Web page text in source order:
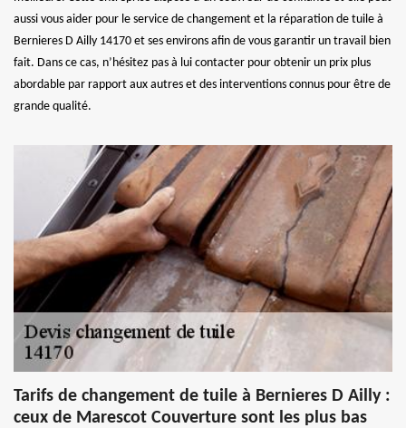
aussi vous aider pour le service de changement et la réparation de tuile à
Bernieres D Ailly 14170 et ses environs afin de vous garantir un travail bien
fait. Dans ce cas, n’hésitez pas à lui contacter pour obtenir un prix plus
abordable par rapport aux autres et des interventions connus pour être de
grande qualité.
Tarifs de changement de tuile à Bernieres D Ailly :
ceux de Marescot Couverture sont les plus bas